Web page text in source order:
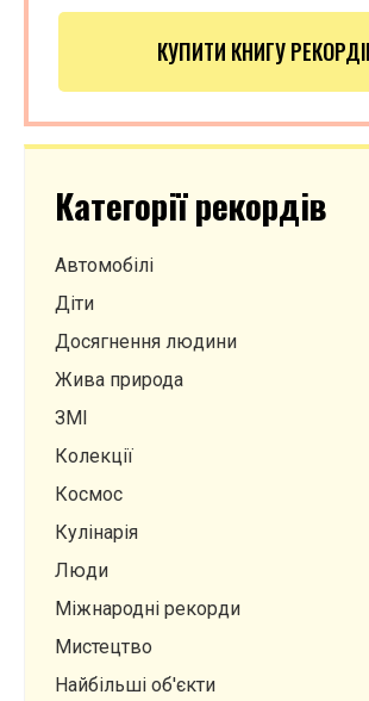
КУПИТИ КНИГУ
Категорії рекордів
Автомобілі
Діти
Досягнення людини
Жива природа
ЗМІ
Колекції
Космос
Кулінарія
Люди
Міжнародні рекорди
Мистецтво
Найбільші об'єкти